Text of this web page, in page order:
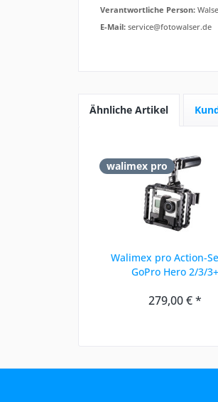
Verantwortliche Person:
E-Mail: service@fotowalser.de
Ähnliche Artikel
walimex pro
Walimex pro Action-
GoPro Hero 2/3/3+
279,00 € *